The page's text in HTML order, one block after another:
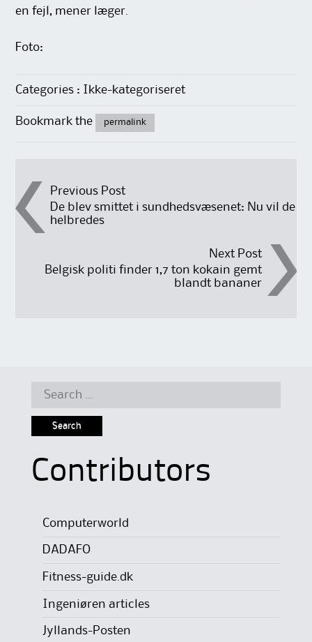
en fejl, mener læger.
Foto:
Categories : Ikke-kategoriseret
Bookmark the permalink
Post
navigation
Previous Post
De blev smittet i sundhedsvæsenet: Nu vil de
helbredes
Next Post
Belgisk politi finder 1,7 ton kokain gemt
blandt bananer
Search
Contributors
Computerworld
DADAFO
Fitness-guide.dk
Ingeniøren articles
Jyllands-Posten